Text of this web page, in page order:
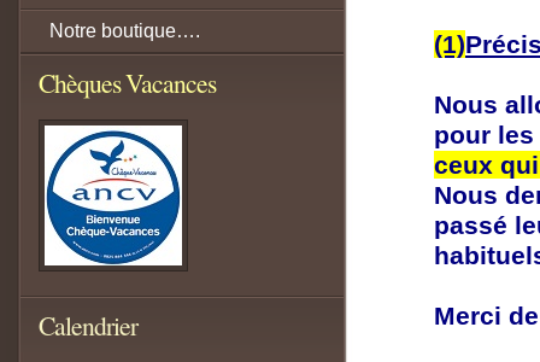
Notre boutique….
Chèques Vacances
Calendrier
(1)
Nous
pour
ceux
Nous
passé
Merci